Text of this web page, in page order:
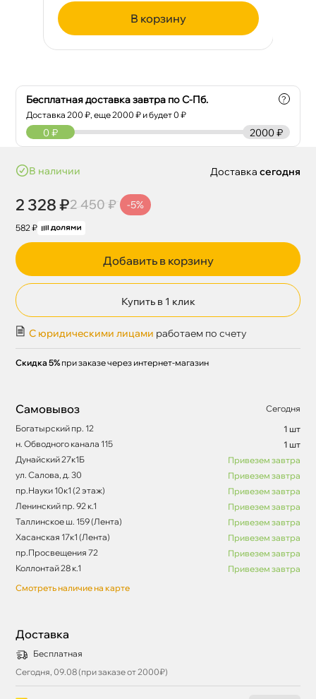
корзину
Бесплатная доставка завтра по С-Пб.
Доставка200 ₽, еще2000 ₽ и будет 0 ₽
?
2000 ₽
0 ₽
наличии
2 328 ₽2 450 ₽ -5%
582 ₽
Доставка сегодня
Добавить в корзину
Купить в 1 клик
С юридическими лицами работаем по счету
Скидка 5% при заказе через интернет-магазин
Самовывоз
Сегодня
Богатырский пр. 12
1 шт
н. Обводного канала 115
1 шт
Дунайский 27к1Б
Привезем завтра
ул. Салова, д. 30
Привезем завтра
пр.Науки 10к1 (2 этаж)
Привезем завтра
Ленинский пр. 92 к.1
Привезем завтра
Таллинское ш. 159 (Лента)
Привезем завтра
Хасанская 17к1 (Лента)
Привезем завтра
пр.Просвещения 72
Привезем завтра
Коллонтай 28 к.1
Привезем завтра
Смотреть наличие на карте
Доставка
Бесплатная
Сегодня, 09.08 (при заказе от 2000₽)